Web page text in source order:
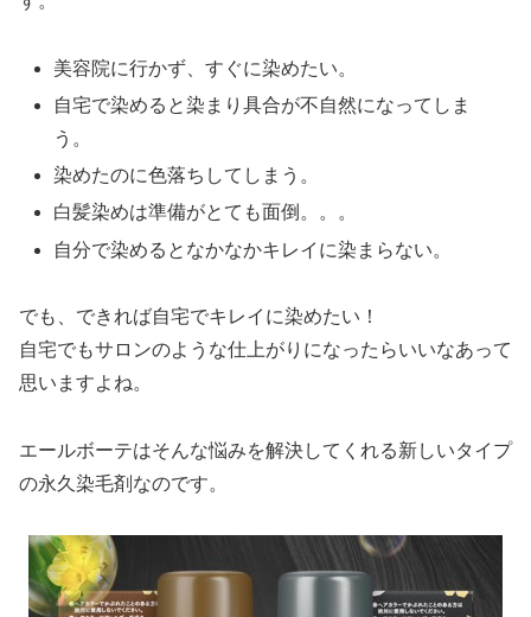
美容院に行かず、すぐに染めたい。
自宅で染めると染まり具合が不自然になってしま
う。
染めたのに色落ちしてしまう。
白髪染めは準備がとても面倒。。。
自分で染めるとなかなかキレイに染まらない。
でも、できれば自宅でキレイに染めたい！
自宅でもサロンのような仕上がりになったらいいなあって
思いますよね。
エールボーテはそんな悩みを解決してくれる新しいタイプ
の永久染毛剤なのです。